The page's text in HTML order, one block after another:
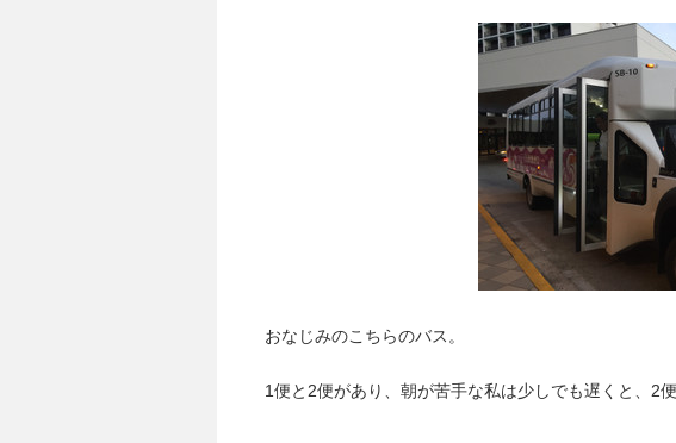
おなじみのこちらのバス。
1便と2便があり、朝が苦手な私は少しでも遅くと、2